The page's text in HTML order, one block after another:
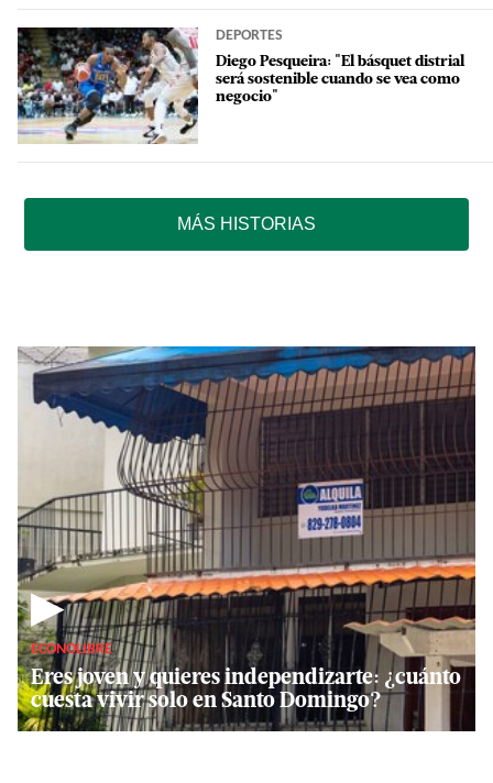
DEPORTES
Diego Pesqueira: "El básquet distrial
será sostenible cuando se vea como
negocio"
MÁS HISTORIAS
▶
ECONOLIBRE
Eres joven y quieres independizarte: ¿cuánto
cuesta vivir solo en Santo Domingo?